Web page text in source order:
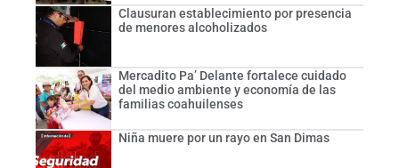
Clausuran establecimiento por presencia
de menores alcoholizados
Mercadito Pa’ Delante fortalece cuidado
del medio ambiente y economía de las
familias coahuilenses
Niña muere por un rayo en San Dimas